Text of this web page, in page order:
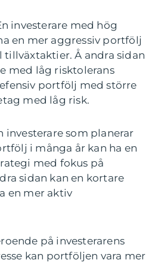
investerare med hög
en mer aggressiv portfölj
tillväxtaktier. Å andra sidan
med låg risktolerans
portfölj med större
med låg risk.
investerare som planerar
i många år kan ha en
med fokus på
sidan kan en kortare
en mer aktiv
på investerarens
kan portföljen vara mer